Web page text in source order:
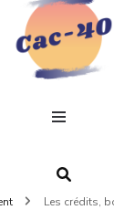
Les crédits,